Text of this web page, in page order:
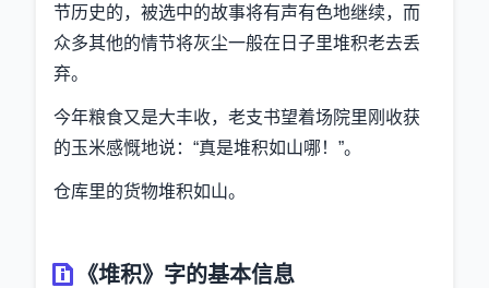
节历史的，被选中的故事将有声有色地继续，而
众多其他的情节将灰尘一般在日子里堆积老去丢
弃。
今年粮食又是大丰收，老支书望着场院里刚收获
的玉米感慨地说：“真是堆积如山哪！”。
仓库里的货物堆积如山。
《堆积》字的基本信息